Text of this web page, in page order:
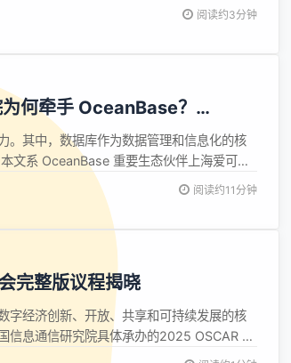
监 Marshall Miller 在官方博客中指出，虽然
阅读约3分钟
何牵手 OceanBase？
。其中，数据库作为数据管理和信息化的核
文系 OceanBase 重要生态伙伴上海爱可生
阐述国内某三甲医院业务系统升级至
和成效。 如果医院患者的个人信息、医疗
阅读约11分钟
完整版议程揭晓
字经济创新、开放、共享和可持续发展的核
信息通信研究院具体承办的2025 OSCAR 开
创新示范区会议中心举行。大会以“可信开